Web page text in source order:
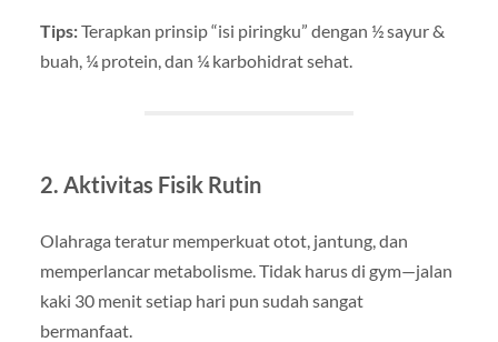
Tips:Terapkan prinsip “isi piringku” dengan ½ sayur &
buah, ¼ protein, dan ¼ karbohidrat sehat.
2. Aktivitas Fisik Rutin
Olahraga teratur memperkuat otot, jantung, dan
memperlancar metabolisme. Tidak harus di gym—jalan
kaki 30 menit setiap hari pun sudah sangat
bermanfaat.